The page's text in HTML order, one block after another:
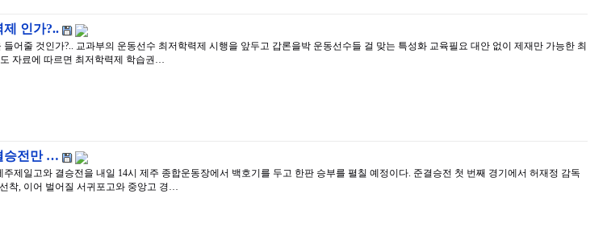
인가?..
어줄 것인가?.. 교과부의 운동선수 최저학력제 시행을 앞두고 갑론을박 운동선수들 걸 맞는 특성화 교육필요 대안 없이 제재만 가능한 최
자료에 따르면 최저학력제 학습권…
승전만 …
제일고와 결승전을 내일 14시 제주 종합운동장에서 백호기를 두고 한판 승부를 펼칠 예정이다. 준결승전 첫 번째 경기에서 허재정 감독
착, 이어 벌어질 서귀포고와 중앙고 경…